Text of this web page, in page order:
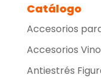
Catálogo
Accesorios
Accesorios Vino
Antiestrés